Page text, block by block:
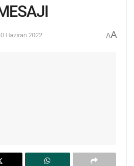
Haziran 2022 AA